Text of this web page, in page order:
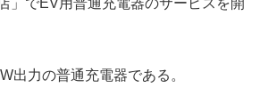
出力の普通充電器である。